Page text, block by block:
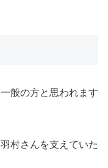
般の方と思われます
村さんを支えていた